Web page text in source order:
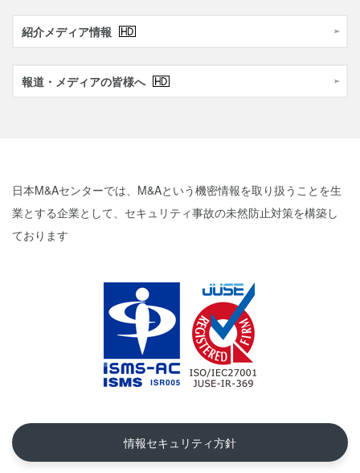
紹介メディア情報
報道・メディアの皆様へ
日本M&Aセンターでは、M&Aという機密情報を取り扱うことを生
業とする企業として、 セキュリティ事故の未然防止対策を構築し
ております
情報セキュリティ方針